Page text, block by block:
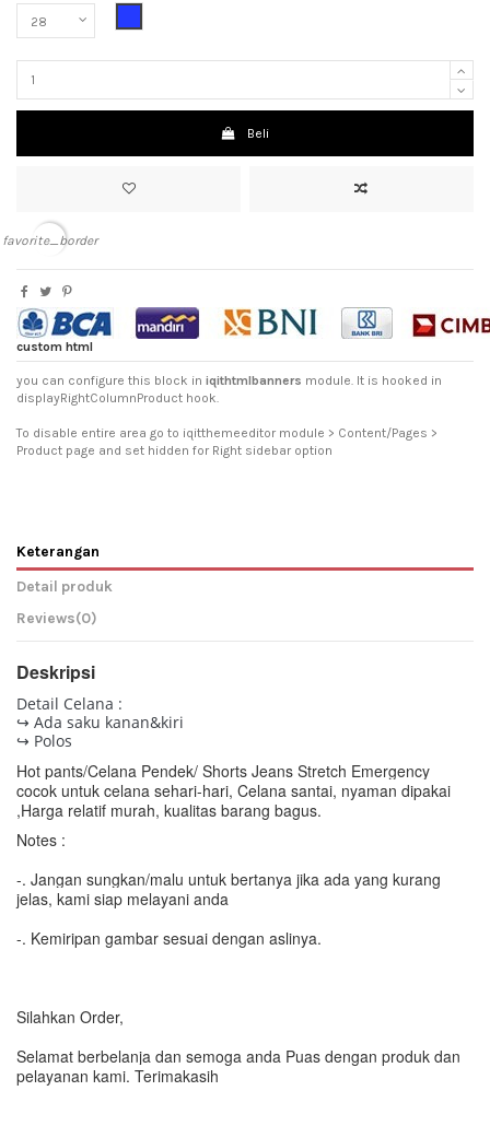
Beli
favorite_border
custom html
you can configure this block in iqithtmlbanners module. It is hooked in
displayRightColumnProduct hook.
To disable entire area go to iqitthemeeditor module > Content/Pages >
Product page and set hidden for Right sidebar option
Keterangan
Detail produk
Reviews(0)
Deskripsi
Detail Celana :
↪ Ada saku kanan&kiri
↪ Polos
Hot pants/Celana Pendek/ Shorts Jeans Stretch Emergency
cocok untuk celana sehari-hari, Celana santai, nyaman dipakai
,Harga relatif murah, kualitas barang bagus.
Notes :
-. Jangan sungkan/malu untuk bertanya jika ada yang kurang
jelas, kami siap melayani anda
-. Kemiripan gambar sesuai dengan aslinya.
Silahkan Order,
Selamat berbelanja dan semoga anda Puas dengan produk dan
pelayanan kami. Terimakasih